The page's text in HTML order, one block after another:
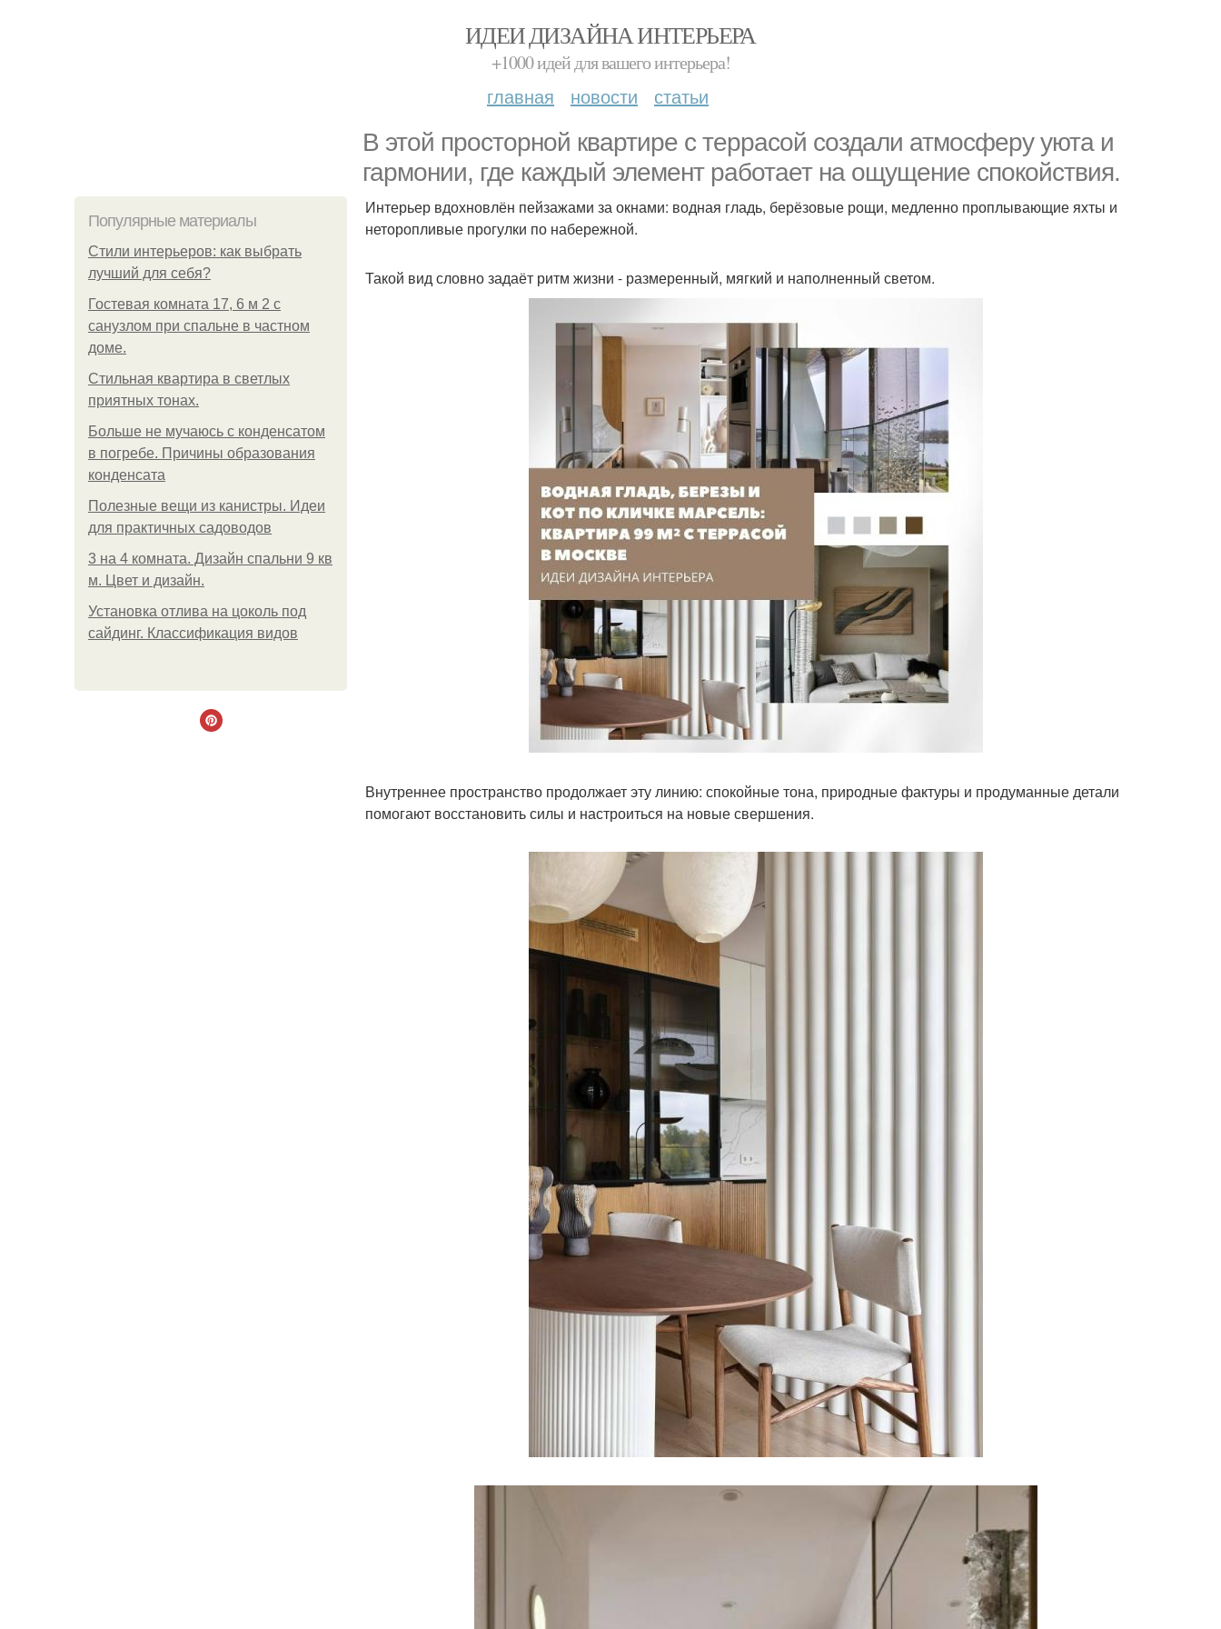
ИДЕИ ДИЗАЙНА ИНТЕРЬЕРА
+1000 идей для вашего интерьера!
главная новости статьи
В этой просторной квартире с террасой создали атмосферу уюта и
гармонии, где каждый элемент работает на ощущение спокойствия.
Популярные материалы
Стили интерьеров: как выбрать
лучший для себя?
Гостевая комната 17, 6 м 2 с
санузлом при спальне в частном
доме.
Стильная квартира в светлых
приятных тонах.
Больше не мучаюсь с конденсатом
в погребе. Причины образования
конденсата
Полезные вещи из канистры. Идеи
для практичных садоводов
3 на 4 комната. Дизайн спальни 9 кв
м. Цвет и дизайн.
Установка отлива на цоколь под
сайдинг. Классификация видов
Интерьер вдохновлён пейзажами за окнами: водная гладь, берёзовые рощи, медленно проплывающие яхты и
неторопливые прогулки по набережной.
Такой вид словно задаёт ритм жизни - размеренный, мягкий и наполненный светом.
Внутреннее пространство продолжает эту линию: спокойные тона, природные фактуры и продуманные детали
помогают восстановить силы и настроиться на новые свершения.